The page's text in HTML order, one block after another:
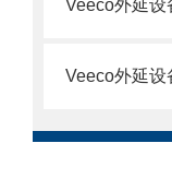
Veeco外延设